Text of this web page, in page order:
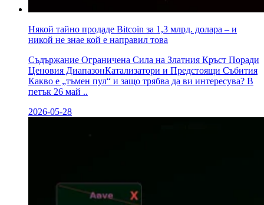
Някой тайно продаде Bitcoin за 1,3 млрд. долара – и
никой не знае кой е направил това
Съдържание Ограничена Сила на Златния Кръст Поради
Ценовия ДиапазонКатализатори и Предстоящи Събития
Какво е „тъмен пул“ и защо трябва да ви интересува? В
петък 26 май ..
2026-05-28